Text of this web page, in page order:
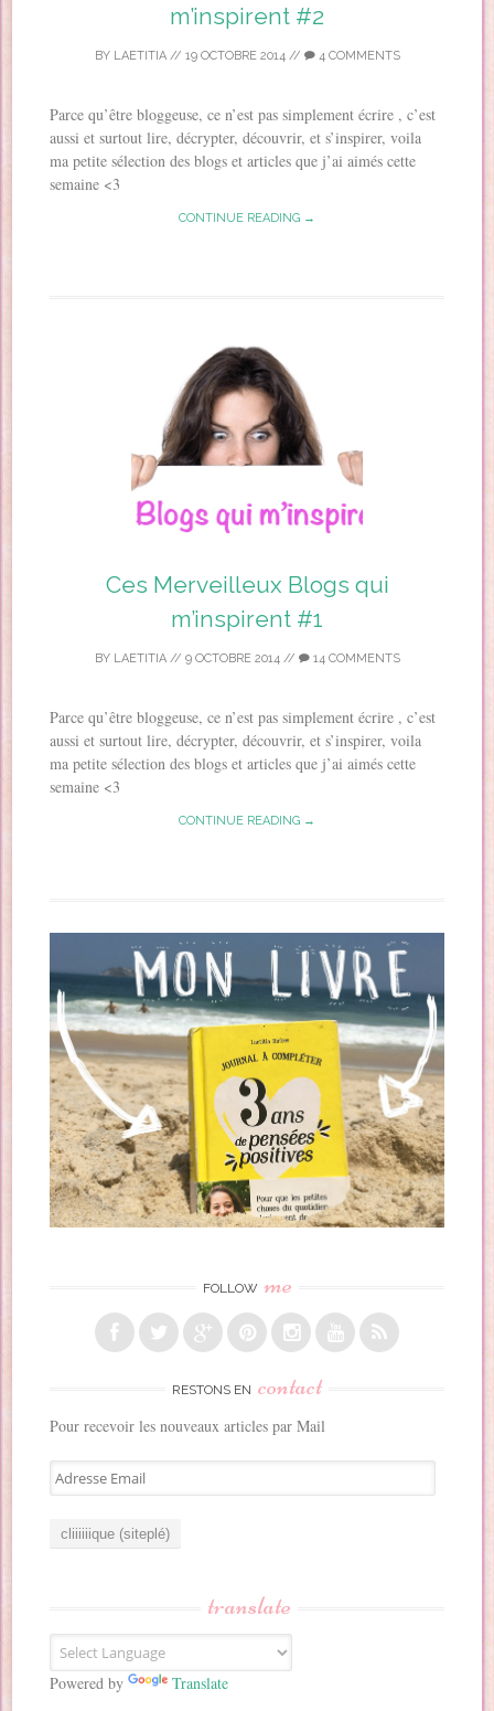
m’inspirent #2
BY LAETITIA// 19 OCTOBRE 2014 // 4 COMMENTS
Parce qu’être bloggeuse, ce n’est pas simplement écrire , c’est
aussi et surtout lire, décrypter, découvrir, et s’inspirer, voila
ma petite sélection des blogs et articles que j’ai aimés cette
semaine <3
CONTINUE READING →
Ces Merveilleux Blogs qui
m’inspirent #1
BY LAETITIA// 9 OCTOBRE 2014 // 14 COMMENTS
Parce qu’être bloggeuse, ce n’est pas simplement écrire , c’est
aussi et surtout lire, décrypter, découvrir, et s’inspirer, voila
ma petite sélection des blogs et articles que j’ai aimés cette
semaine <3
CONTINUE READING →
FOLLOW me
RESTONS EN contact
Pour recevoir les nouveaux articles par Mail
A
d
E
m
a
translate
Powered by Translate